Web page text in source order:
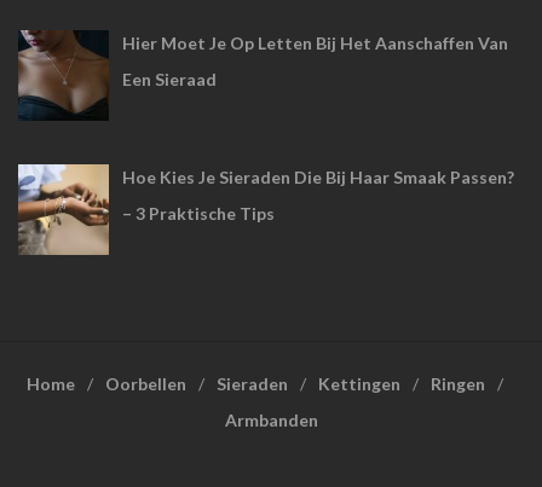
Hier Moet Je Op Letten Bij Het Aanschaffen Van
Een Sieraad
Hoe Kies Je Sieraden Die Bij Haar Smaak Passen?
– 3 Praktische Tips
Home Oorbellen Sieraden Kettingen
Ringen
Armbanden